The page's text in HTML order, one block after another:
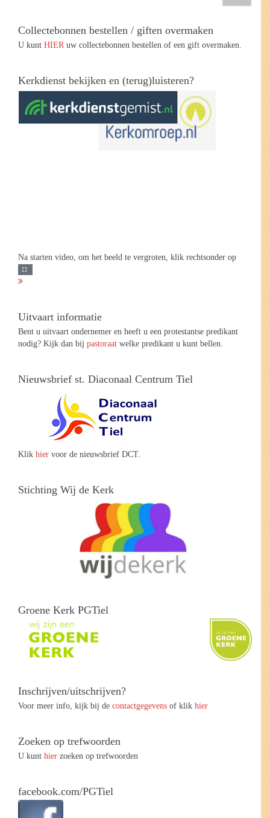
Collectebonnen bestellen / giften overmaken
U kunt HIER uw collectebonnen bestellen of een gift overmaken.
Kerkdienst bekijken en (terug)luisteren?
Na starten video, om het beeld te vergroten, klik rechtsonder op
Uitvaart informatie
Bent u uitvaart ondernemer en heeft u een protestantse predikant
nodig? Kijk dan bij pastoraat welke predikant u kunt bellen.
Nieuwsbrief st. Diaconaal Centrum Tiel
Klik hier voor de nieuwsbrief DCT.
Stichting Wij de Kerk
Groene Kerk PGTiel
Inschrijven/uitschrijven?
Voor meer info, kijk bij de contactgegevens of klik hier
Zoeken op trefwoorden
U kunt hier zoeken op trefwoorden
facebook.com/PGTiel